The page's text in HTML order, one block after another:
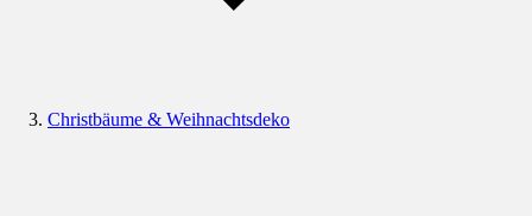
Christbäume & Weihnachtsdeko